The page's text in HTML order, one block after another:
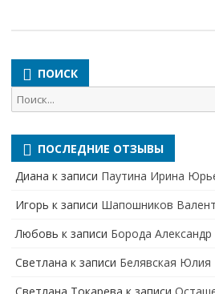
ПОИСК
Поиск
для:
ПОСЛЕДНИЕ ОТЗЫВЫ
Диана к записи Паутина Ирина
Игорь к записи Шапошников
Любовь к записи Борода
Светлана к записи Белявская